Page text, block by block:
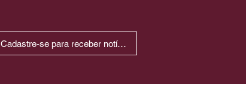
Cadastre-se para receber notícias